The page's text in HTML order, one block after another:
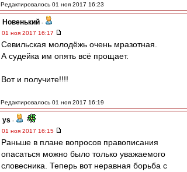
Редактировалось 01 ноя 2017 16:23
Новенький -
01 ноя 2017 16:17
Севильская молодёжь очень мразотная.
А судейка им опять всё прощает.
Вот и получите!!!!
Редактировалось 01 ноя 2017 16:19
ys -
01 ноя 2017 16:15
Раньше в плане вопросов правописания
опасаться можно было только уважаемого
словесника. Теперь вот неравная борьба с